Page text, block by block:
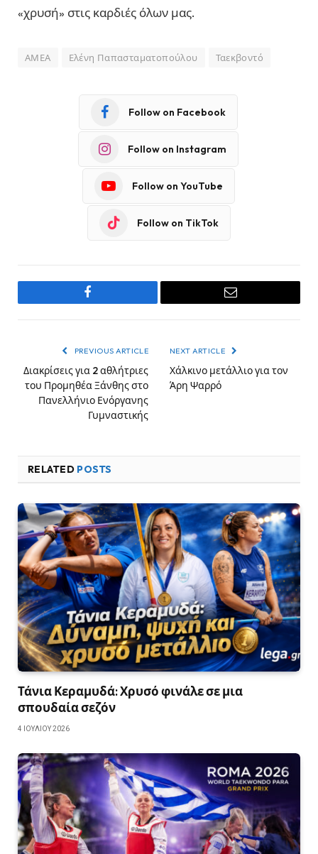
«χρυσή» στις καρδιές όλων μας.
ΑΜΕΑ Ελένη Παπασταματοπούλου Ταεκβοντό
Follow on Facebook
Follow on Instagram
Follow on YouTube
Follow on TikTok
Facebook Email
PREVIOUS ARTICLE
Διακρίσεις για 2 αθλήτριες
του Προμηθέα Ξάνθης στο
Πανελλήνιο Ενόργανης
Γυμναστικής
NEXT ARTICLE
Χάλκινο μετάλλιο για τον
Άρη Ψαρρό
RELATED POSTS
Τάνια Κεραμυδά: Χρυσό φινάλε σε μια
σπουδαία σεζόν
4 ΙΟΥΛΊΟΥ 2026